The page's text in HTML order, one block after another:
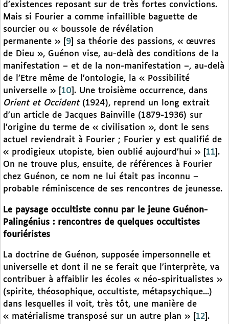
d’existences reposant sur de très fortes convictions.
Mais si Fourier a comme infaillible baguette de
sourcier ou « boussole de révélation
permanente »
9
sa théorie des passions, « œuvres
de Dieu », Guénon vise, au-delà des conditions de la
manifestation – et de la non-manifestation –, au-delà
de l’Etre même de l’ontologie, la « Possibilité
universelle »
10 . Une troisième occurrence, dans
Orient et Occident(1924), reprend un long extrait
d’un article de Jacques Bainville (1879-1936) sur
l’origine du terme de « civilisation », dont le sens
actuel reviendrait à Fourier ; Fourier y est qualifié de
« prodigieux utopiste, bien oublié aujourd’hui »
11 .
On ne trouve plus, ensuite, de références à Fourier
chez Guénon, ce nom ne lui était pas inconnu –
probable réminiscence de ses rencontres de jeunesse.
Le paysage occultiste connu par le jeune Guénon-
Palingénius : rencontres de quelques occultistes
fouriéristes
La doctrine de Guénon, supposée impersonnelle et
universelle et dont il ne se ferait que l’interprète, va
contribuer à affaiblir les écoles « néo-spiritualistes »
(spirite, théosophique, occultiste, métapsychique...)
dans lesquelles il voit, très tôt, une manière de
« matérialisme transposé sur un autre plan »
12 .